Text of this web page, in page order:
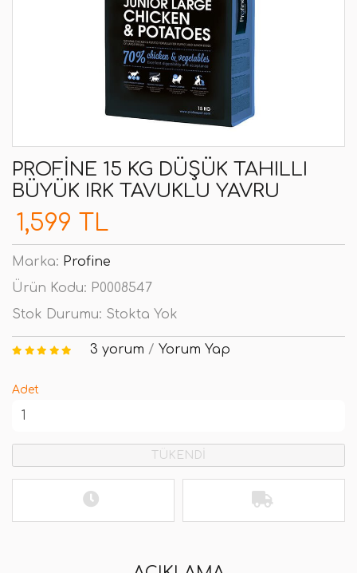
PROFINE 15 KG DÜŞÜK TAHILLI
BÜYÜK IRK TAVUKLU YAVRU
1,599 TL
Marka: Profine
Ürün Kodu: P0008547
Stok Durumu: Stokta Yok
3 yorum / Yorum Yap
Adet
TÜKENDİ